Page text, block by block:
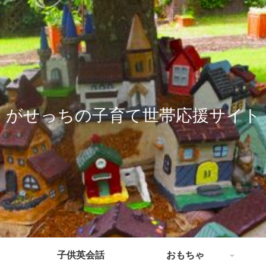
がせっちの子育て世帯応援サイト
子供英会話 おもちゃ